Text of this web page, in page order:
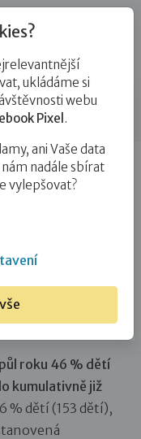
v PPPD
bude v PPPD
možná doba
rok.
roku 46 % dětí
kumulativně již
% dětí (153 dětí),
ukládáme si
webu
Pixel .
ani Vaše data
nadále sbírat
vylepšovat?